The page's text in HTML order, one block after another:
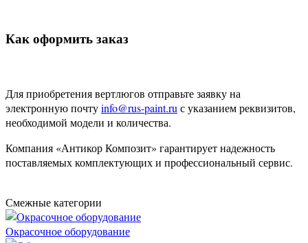
Как оформить заказ
Для приобретения вертлюгов отправьте заявку на
электронную почтуinfo@rus-paint.ru с указанием реквизитов,
необходимой модели и количества.
Компания «Антикор Композит» гарантирует надежность
поставляемых комплектующих и профессиональный сервис.
Смежные категории
Окрасочное оборудование